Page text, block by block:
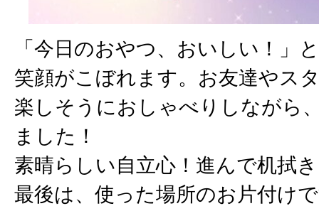
「今日のおやつ、おいしい！」
笑顔がこぼれます。お友達やス
楽しそうにおしゃべりしながら
ました！
素晴らしい自立心！進んで机拭き
最後は、使った場所のお片付け